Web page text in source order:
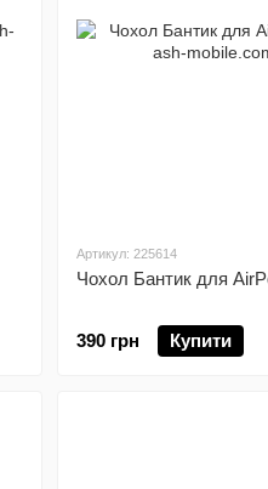
Артикул: 225614
Чохол Бантик для
390 грн Купити